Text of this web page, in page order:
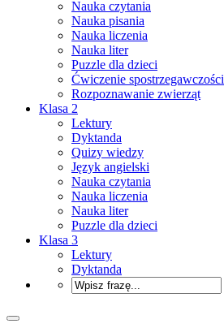
Nauka czytania
Nauka pisania
Nauka liczenia
Nauka liter
Puzzle dla dzieci
Ćwiczenie spostrzegawczości
Rozpoznawanie zwierząt
Klasa 2
Lektury
Dyktanda
Quizy wiedzy
Język angielski
Nauka czytania
Nauka liczenia
Nauka liter
Puzzle dla dzieci
Klasa 3
Lektury
Dyktanda